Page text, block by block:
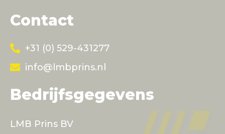
Contact
+31 (0) 529-431277
info@lmbprins.nl
Bedrijfsgegevens
LMB Prins BV